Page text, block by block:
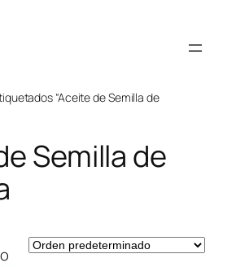
“Aceite de Semilla de
Semilla de